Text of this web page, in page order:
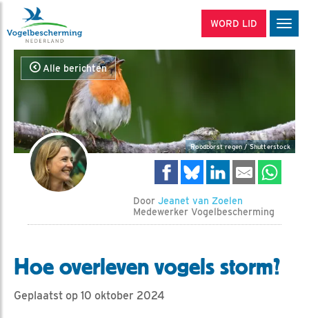
WORD LID
Alle berichten
Roodborst regen / Shutterstock
Door Jeanet van Zoelen
Medewerker Vogelbescherming
Hoe overleven vogels storm?
Geplaatst op 10 oktober 2024